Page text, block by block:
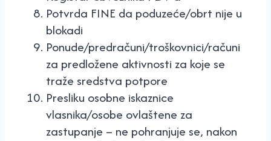
Potvrda FINE da poduzeće/obrt nije u
blokadi
Ponude/predračuni/troškovnici/računi
za predložene aktivnosti za koje se
traže sredstva potpore
Presliku osobne iskaznice
vlasnika/osobe ovlaštene za
zastupanje – ne pohranjuje se, nakon